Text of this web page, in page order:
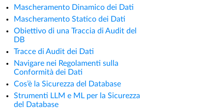
Mascheramento Dinamico dei Dati
Mascheramento Statico dei Dati
Obiettivo di una Traccia di Audit del
DB
Tracce di Audit dei Dati
Navigare nei Regolamenti sulla
Conformità dei Dati
Cos’è la Sicurezza del Database
Strumenti LLM e ML per la Sicurezza
del Database